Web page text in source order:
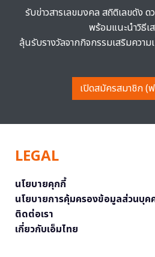
รับข่าวสารเลขมงคล สถิติเลขดัง ด
พร้อมแนะนำวิธีเ
ลุ้นรับรางวัลจากกิจกรรมเสริมควา
เปิดสมัครสมาชิก (
LEGAL
นโยบายคุกกี้
นโยบายการคุ้มครองข้อมูลส่วนบุค
ติดต่อเรา
เกี่ยวกับเอ็มไทย